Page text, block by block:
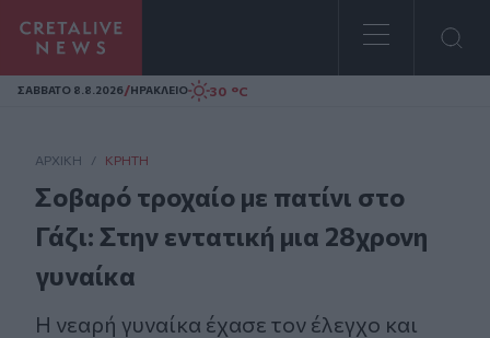
Homepage
ΣAΒΒΑΤΟ 8.8.2026/ΗΡΑΚΛΕΙΟ 30 °C
ΑΡΧΙΚΗ / ΚΡΉΤΗ
Σοβαρό τροχαίο με πατίνι στο
Γάζι: Στην εντατική μια 28χρονη
γυναίκα
Η νεαρή γυναίκα έχασε τον έλεγχο και